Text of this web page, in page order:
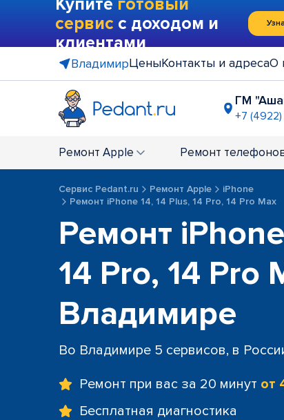
Купите готовый
сервис с доходом и
клиентами
ВладимирЦеныКонтакты и адресаО
ГМ
+7
+7
Ремонт Apple Ремонт
Сервис Pedant.ru Ремонт Apple
iPhone
Ремонт iPhone 14, 14 Plus, 14 Pro, 14 Pro Max
Ремонт
14 Pro, 14 Pro
Владимире
Во Владимире 5 сервисов, в
Ремонт при вас за 20 минут от
Бесплатная диагностика